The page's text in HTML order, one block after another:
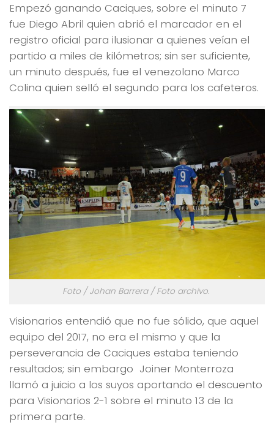
Empezó ganando Caciques, sobre el minuto 7
fue Diego Abril quien abrió el marcador en el
registro oficial para ilusionar a quienes veían el
partido a miles de kilómetros; sin ser suficiente,
un minuto después, fue el venezolano Marco
Colina quien selló el segundo para los cafeteros.
Foto / Johan Barrera / Foto archivo.
Visionarios entendió que no fue sólido, que aquel
equipo del 2017, no era el mismo y que la
perseverancia de Caciques estaba teniendo
resultados; sin embargo Joiner Monterroza
llamó a juicio a los suyos aportando el descuento
para Visionarios 2-1 sobre el minuto 13 de la
primera parte.